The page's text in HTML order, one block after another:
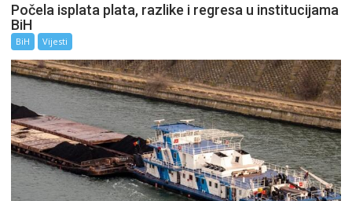
Počela isplata plata, razlike i regresa u institucijama
BiH
BiH Vijesti